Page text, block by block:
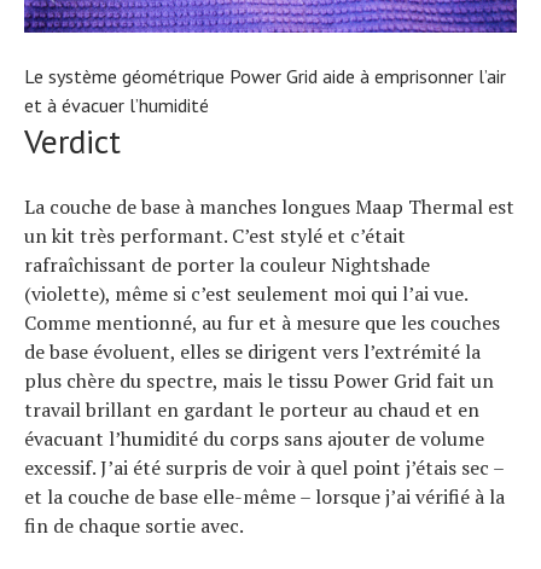
Le système géométrique Power Grid aide à emprisonner l’air
et à évacuer l’humidité
Verdict
La couche de base à manches longues Maap Thermal est
un kit très performant. C’est stylé et c’était
rafraîchissant de porter la couleur Nightshade
(violette), même si c’est seulement moi qui l’ai vue.
Comme mentionné, au fur et à mesure que les couches
de base évoluent, elles se dirigent vers l’extrémité la
plus chère du spectre, mais le tissu Power Grid fait un
travail brillant en gardant le porteur au chaud et en
évacuant l’humidité du corps sans ajouter de volume
excessif. J’ai été surpris de voir à quel point j’étais sec –
et la couche de base elle-même – lorsque j’ai vérifié à la
fin de chaque sortie avec.